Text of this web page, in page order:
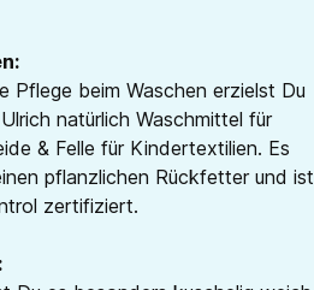
Pflege beim Waschen erzielst Du
natürlich Waschmittel für
& Felle für Kindertextilien. Es
pflanzlichen Rückfetter und ist
zertifiziert.